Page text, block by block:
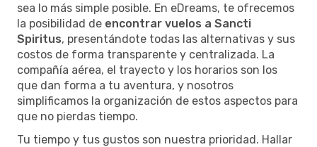
sea lo más simple posible. En eDreams, te ofrecemos
la posibilidad de encontrar vuelos a Sancti
Spiritus, presentándote todas las alternativas y sus
costos de forma transparente y centralizada. La
compañía aérea, el trayecto y los horarios son los
que dan forma a tu aventura, y nosotros
simplificamos la organización de estos aspectos para
que no pierdas tiempo.
Tu tiempo y tus gustos son nuestra prioridad. Hallar